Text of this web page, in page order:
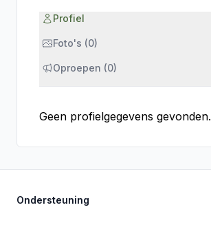
Profiel
Foto's (0)
Oproepen (0)
Geen profielgegevens gevonden.
Ondersteuning